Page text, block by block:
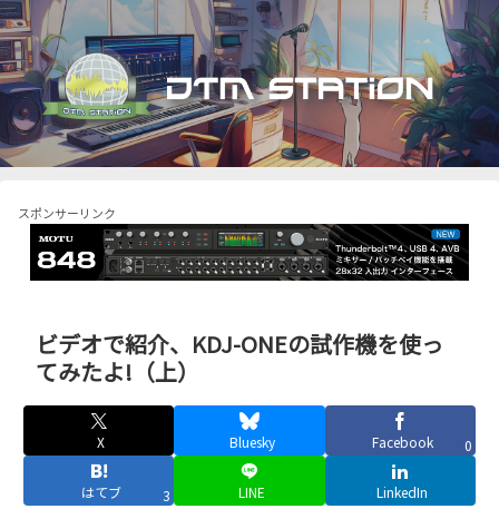
スポンサーリンク
ビデオで紹介、KDJ-ONEの試作機を使っ
てみたよ!（上）
X Bluesky Facebook 0
はてブ 3 LINE LinkedIn